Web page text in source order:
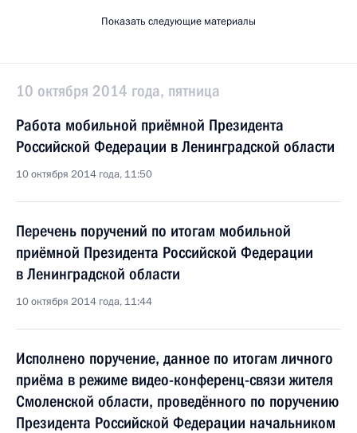
Показать следующие материалы
10 октября 2014 года, пятница
Работа мобильной приёмной Президента
Российской Федерации в Ленинградской области
10 октября 2014 года, 11:50
Перечень поручений по итогам мобильной
приёмной Президента Российской Федерации
в Ленинградской области
10 октября 2014 года, 11:44
Исполнено поручение, данное по итогам личного
приёма в режиме видео-конференц-связи жителя
Смоленской области, проведённого по поручению
Президента Российской Федерации начальником